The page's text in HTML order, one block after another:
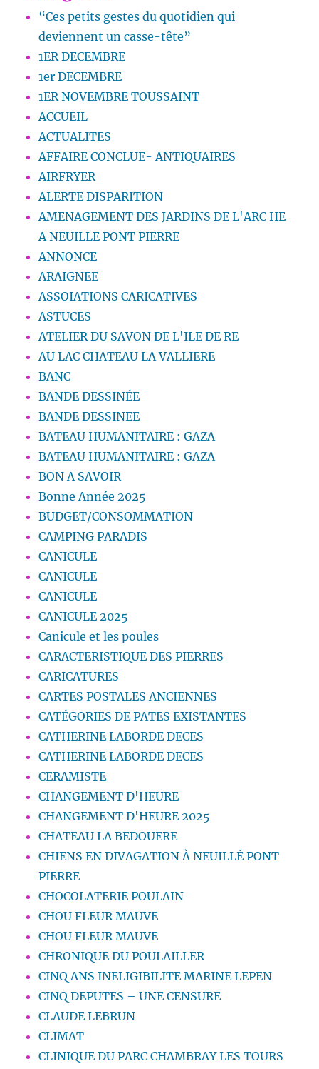
“Ces petits gestes du quotidien qui
deviennent un casse-tête”
1ER DECEMBRE
1er DECEMBRE
1ER NOVEMBRE TOUSSAINT
ACCUEIL
ACTUALITES
AFFAIRE CONCLUE- ANTIQUAIRES
AIRFRYER
ALERTE DISPARITION
AMENAGEMENT DES JARDINS DE L'ARC HE
A NEUILLE PONT PIERRE
ANNONCE
ARAIGNEE
ASSOIATIONS CARICATIVES
ASTUCES
ATELIER DU SAVON DE L'ILE DE RE
AU LAC CHATEAU LA VALLIERE
BANC
BANDE DESSINÉE
BANDE DESSINEE
BATEAU HUMANITAIRE : GAZA
BATEAU HUMANITAIRE : GAZA
BON A SAVOIR
Bonne Année 2025
BUDGET/CONSOMMATION
CAMPING PARADIS
CANICULE
CANICULE
CANICULE
CANICULE 2025
Canicule et les poules
CARACTERISTIQUE DES PIERRES
CARICATURES
CARTES POSTALES ANCIENNES
CATÉGORIES DE PATES EXISTANTES
CATHERINE LABORDE DECES
CATHERINE LABORDE DECES
CERAMISTE
CHANGEMENT D'HEURE
CHANGEMENT D'HEURE 2025
CHATEAU LA BEDOUERE
CHIENS EN DIVAGATION À NEUILLÉ PONT
PIERRE
CHOCOLATERIE POULAIN
CHOU FLEUR MAUVE
CHOU FLEUR MAUVE
CHRONIQUE DU POULAILLER
CINQ ANS INELIGIBILITE MARINE LEPEN
CINQ DEPUTES – UNE CENSURE
CLAUDE LEBRUN
CLIMAT
CLINIQUE DU PARC CHAMBRAY LES TOURS